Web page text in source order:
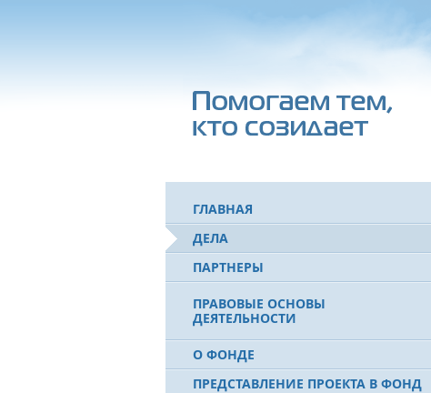
ГЛАВНАЯ
ДЕЛА
ПАРТНЕРЫ
ПРАВОВЫЕ ОСНОВЫ
ДЕЯТЕЛЬНОСТИ
О ФОНДЕ
ПРЕДСТАВЛЕНИЕ ПРОЕКТА В ФОНД